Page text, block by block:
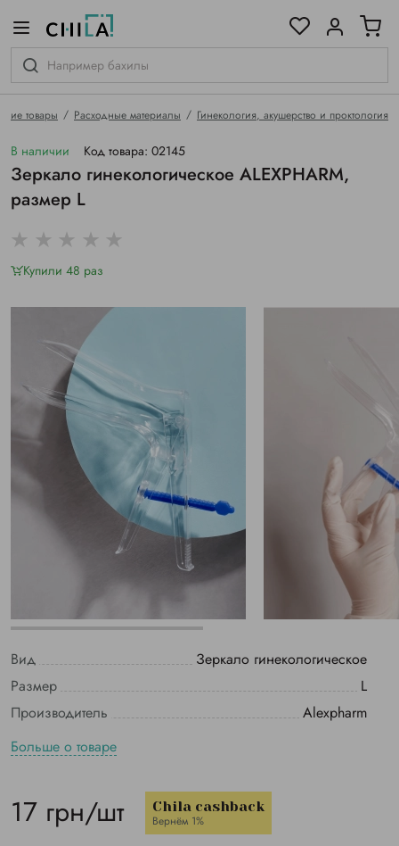
товары Расходные материалы Гинекология, акушерство и проктология
В наличии Код товара: 02145
Зеркало гинекологическое ALEXPHARM,
размер L
Купили 48 раз
Вид
Зеркало гинекологическое
Размер
L
Производитель
Alexpharm
Больше о товаре
17 грн/шт Chila cashback
Вернём 1%
гамме